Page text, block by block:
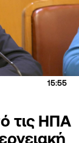
15:55
τις ΗΠΑ